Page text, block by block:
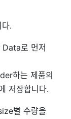
.
로 먼저
하는 제품의
저장합니다.
별 수량을